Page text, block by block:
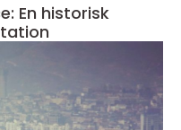
En historisk